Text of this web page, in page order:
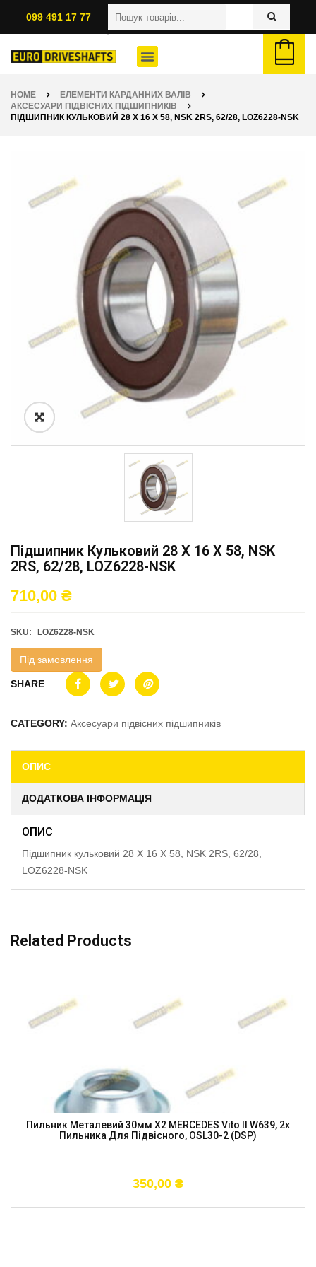
099 491 17 77
HOME
ЕЛЕМЕНТИ КАРДАННИХ ВАЛІВ
АКСЕСУАРИ ПІДВІСНИХ ПІДШИПНИКІВ
ПІДШИПНИК КУЛЬКОВИЙ 28 X 16 X 58, NSK 2RS, 62/28, LOZ6228-NSK
Підшипник Кульковий 28 X 16 X 58, NSK
2RS, 62/28, LOZ6228-NSK
710,00 ₴
SKU: LOZ6228-NSK
Під замовлення
SHARE
CATEGORY: Аксесуари підвісних підшипників
ОПИС
ДОДАТКОВА ІНФОРМАЦІЯ
ОПИС
Підшипник кульковий 28 X 16 X 58, NSK 2RS, 62/28,
LOZ6228-NSK
Related Products
Пильник Металевий 30мм X2 MERCEDES Vito II W639, 2x
Пильника Для Підвісного, OSL30-2 (DSP)
350,00 ₴